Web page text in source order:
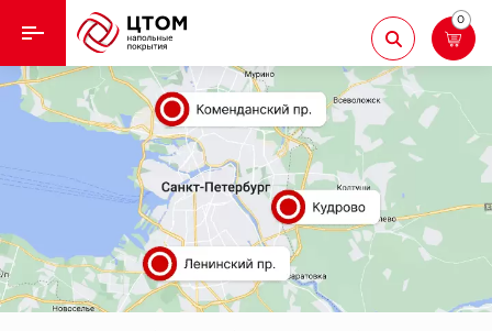
Назад
Кварцвиниловая плитка
Назад
Aberhof
Adelar
Alfa
AllureFloor
Ламинат
Ковролин
Линолеум
0